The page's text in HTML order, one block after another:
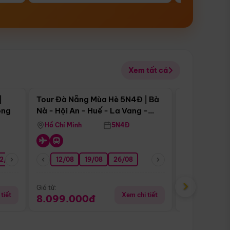
Xem tất cả
08 26/08 05/09 09/09 12/09
tiết
Điểm nổi bật
Tour Đà Nẵng Mùa Hè 5N4Đ | Bà
Nà - Hội An - Huế - La Vang -
Động Thiên Đường
Hồ Chí Minh 5N4Đ
12/08 19/08 26/08
Giá từ:
8.099.000đ Xem chi tiết
Giá từ:
›